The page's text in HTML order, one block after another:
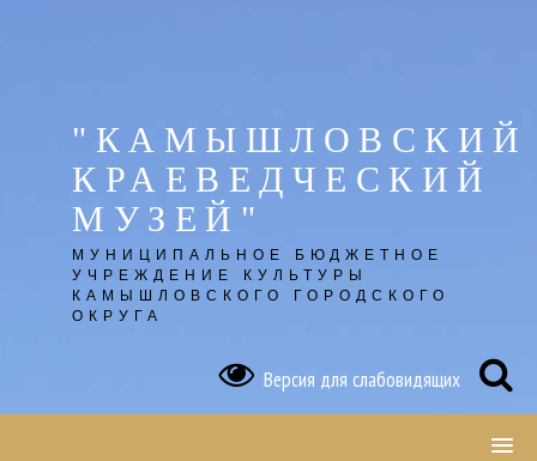
"КАМЫШЛОВСКИЙ
КРАЕВЕДЧЕСКИЙ
МУЗЕЙ"
МУНИЦИПАЛЬНОЕ БЮДЖЕТНОЕ
УЧРЕЖДЕНИЕ КУЛЬТУРЫ
КАМЫШЛОВСКОГО ГОРОДСКОГО
ОКРУГА
Версия для слабовидящих